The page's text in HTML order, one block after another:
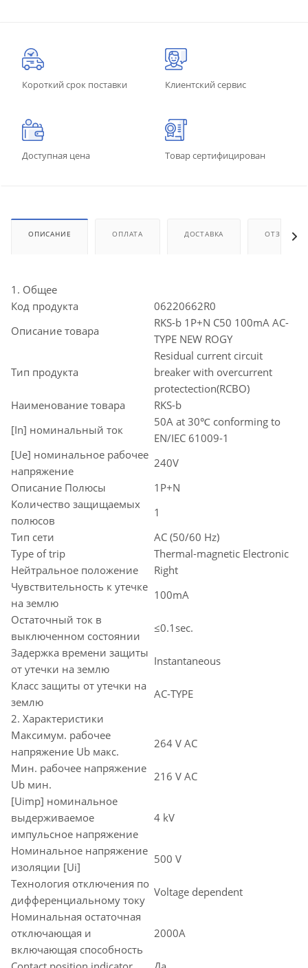
Короткий срок поставки Клиентский сервис
Доступная цена Товар сертифицирован
ОПИСАНИЕ ОПЛАТА ДОСТАВКА ОТЗЫВЫ
1. Общее
Код продукта
06220662R0
Описание товара
RKS-b 1P+N C50 100mA AC-
TYPE NEW ROGY
Тип продукта
Residual current circuit
breaker with overcurrent
protectection(RCBO)
Наименование товара
RKS-b
[In] номинальный ток
50A at 30℃ conforming to
EN/IEC 61009-1
[Ue] номинальное рабочее
напряжение
240V
Описание Полюсы
1P+N
Количество защищаемых
полюсов
1
Тип сети
AC (50/60 Hz)
Type of trip
Thermal-magnetic Electronic
Нейтральное положение
Right
Чувствительность к утечке
на землю
100mA
Остаточный ток в
выключенном состоянии
≤0.1sec.
Задержка времени защиты
от утечки на землю
Instantaneous
Класс защиты от утечки на
землю
AC-TYPE
2. Характеристики
Максимум. рабочее
напряжение Ub макс.
264 V AC
Мин. рабочее напряжение
Ub мин.
216 V AC
[Uimp] номинальное
выдерживаемое
импульсное напряжение
4 kV
Номинальное напряжение
изоляции [Ui]
500 V
Технология отключения по
дифференциальному току
Voltage dependent
Номинальная остаточная
отключающая и
включающая способность
2000A